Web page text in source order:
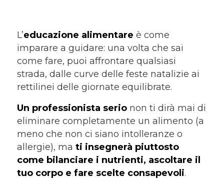
L’educazione alimentare è come
imparare a guidare: una volta che sai
come fare, puoi affrontare qualsiasi
strada, dalle curve delle feste natalizie ai
rettilinei delle giornate equilibrate.
Un professionista serionon ti dirà mai di
eliminare completamente un alimento (a
meno che non ci siano intolleranze o
allergie), ma ti insegnerà piuttosto
come bilanciare i nutrienti, ascoltare il
tuo corpo e fare scelte consapevoli.